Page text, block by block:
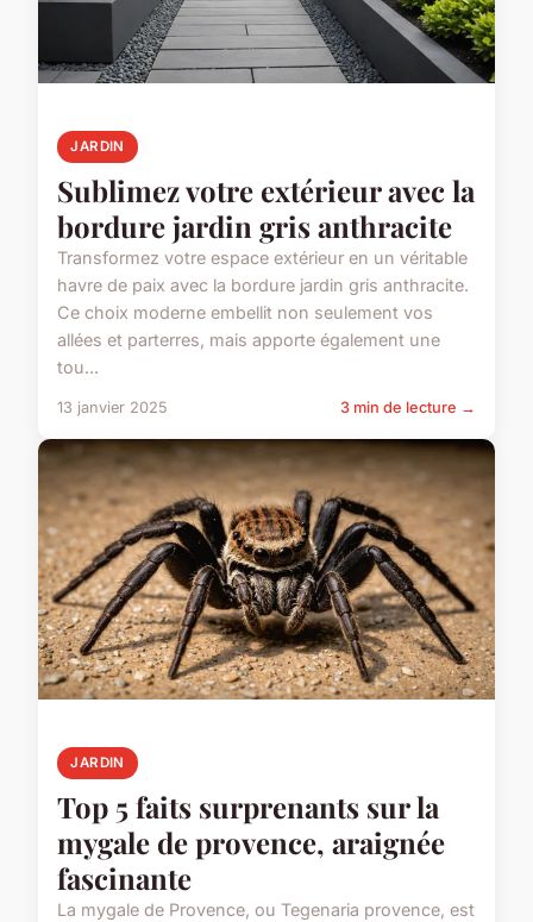
JARDIN
Sublimez votre extérieur avec la
bordure jardin gris anthracite
Transformez votre espace extérieur en un véritable
havre de paix avec la bordure jardin gris anthracite.
Ce choix moderne embellit non seulement vos
allées et parterres, mais apporte également une
tou...
13 janvier 2025 3 min de lecture →
JARDIN
Top 5 faits surprenants sur la
mygale de provence, araignée
fascinante
La mygale de Provence, ou Tegenaria provence, est